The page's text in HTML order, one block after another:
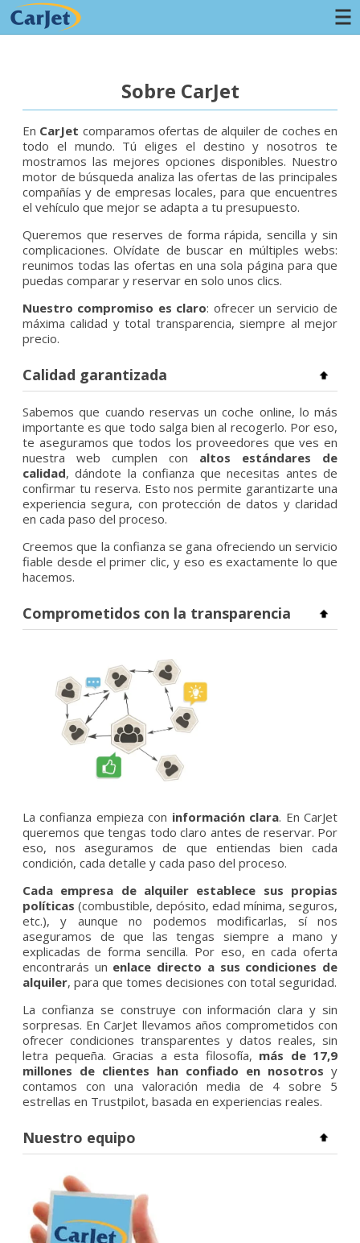
Sobre CarJet
En CarJet comparamos ofertas de alquiler de coches en
todo el mundo. Tú eliges el destino y nosotros te
mostramos las mejores opciones disponibles. Nuestro
motor de búsqueda analiza las ofertas de las principales
compañías y de empresas locales, para que encuentres
el vehículo que mejor se adapta a tu presupuesto.
Queremos que reserves de forma rápida, sencilla y sin
complicaciones. Olvídate de buscar en múltiples webs:
reunimos todas las ofertas en una sola página para que
puedas comparar y reservar en solo unos clics.
Nuestro compromiso es claro: ofrecer un servicio de
máxima calidad y total transparencia, siempre al mejor
precio.
Calidad garantizada
Sabemos que cuando reservas un coche online, lo más
importante es que todo salga bien al recogerlo. Por eso,
te aseguramos que todos los proveedores que ves en
nuestra web cumplen con altos estándares de
calidad, dándote la confianza que necesitas antes de
confirmar tu reserva. Esto nos permite garantizarte una
experiencia segura, con protección de datos y claridad
en cada paso del proceso.
Creemos que la confianza se gana ofreciendo un servicio
fiable desde el primer clic, y eso es exactamente lo que
hacemos.
Comprometidos con la transparencia
La confianza empieza con información clara. En CarJet
queremos que tengas todo claro antes de reservar. Por
eso, nos aseguramos de que entiendas bien cada
condición, cada detalle y cada paso del proceso.
Cada empresa de alquiler establece sus propias
políticas (combustible, depósito, edad mínima, seguros,
etc.), y aunque no podemos modificarlas, sí nos
aseguramos de que las tengas siempre a mano y
explicadas de forma sencilla. Por eso, en cada oferta
encontrarás un enlace directo a sus condiciones de
alquiler, para que tomes decisiones con total seguridad.
La confianza se construye con información clara y sin
sorpresas. En CarJet llevamos años comprometidos con
ofrecer condiciones transparentes y datos reales, sin
letra pequeña. Gracias a esta filosofía, más de 17,9
millones de clientes han confiado en nosotros y
contamos con una valoración media de 4 sobre 5
estrellas en Trustpilot, basada en experiencias reales.
Nuestro equipo